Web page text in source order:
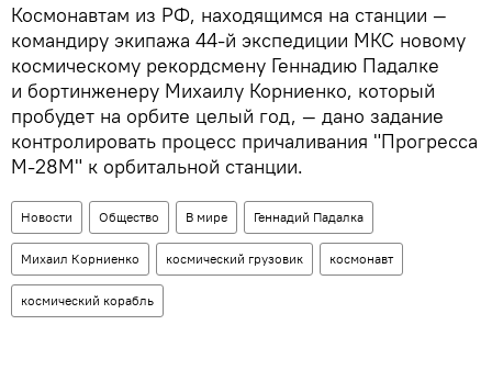
Космонавтам из РФ, находящимся на станции —
командиру экипажа 44-й экспедиции МКС новому
космическому рекордсмену Геннадию Падалке
и бортинженеру Михаилу Корниенко, который
пробудет на орбите целый год, — дано задание
контролировать процесс причаливания "Прогресса
М-28М" к орбитальной станции.
Новости Общество В мире Геннадий Падалка
Михаил Корниенко космический грузовик космонавт
космический корабль